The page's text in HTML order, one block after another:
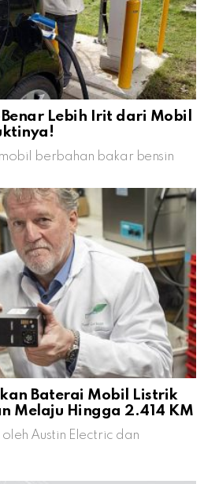
Lebih Irit dari Mobil
berbahan bakar bensin
Baterai Mobil Listrik
Melaju Hingga 2.414 KM
Austin Electric dan